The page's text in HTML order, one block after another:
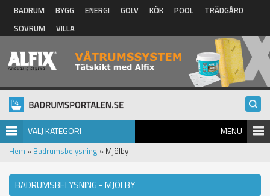
Hoppa till huvudinnehåll
BADRUM BYGG ENERGI GOLV KÖK POOL
TRÄDGÅRD
SOVRUM
VILLA
VÄLJ KATEGORI MENU
Hem » Badrumsbelysning » Mjölby
BADRUMSBELYSNING - MJÖLBY